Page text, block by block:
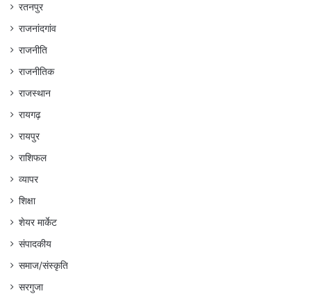
रतनपुर
राजनांदगांव
राजनीति
राजनीतिक
राजस्थान
रायगढ़
रायपुर
राशिफल
व्यापर
शिक्षा
शेयर मार्केट
संपादकीय
समाज/संस्कृति
सरगुजा